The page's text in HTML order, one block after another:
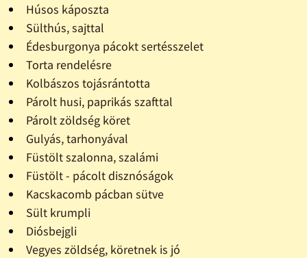
Húsos káposzta
Sülthús, sajttal
Édesburgonya pácokt sertésszelet
Torta rendelésre
Kolbászos tojásrántotta
Párolt husi, paprikás szafttal
Párolt zöldség köret
Gulyás, tarhonyával
Füstölt szalonna, szalámi
Füstölt - pácolt disznóságok
Kacskacomb pácban sütve
Sült krumpli
Diósbejgli
Vegyes zöldség, köretnek is jó